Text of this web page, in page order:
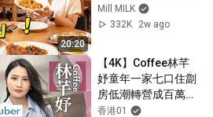
20:20
助手 唯一華人主理前
菜甜點 同事來自八個
理 5款意粉溝埋煮？
揭意大利「窮人美
食」｜#美味道來
#4K
Mill MILK
332K
2w ago
【4K】Coffee林芊
妤童年一家七口住劏
房低潮轉營成百萬
YouTuber ：我以前
香港01